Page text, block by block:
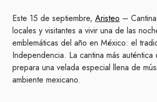
Este 15 de septiembre, Aristeo –
locales y visitantes a vivir una de las
emblemáticas del año en México: el
Independencia. La cantina más auténtica
prepara una velada especial llena de
ambiente mexicano.